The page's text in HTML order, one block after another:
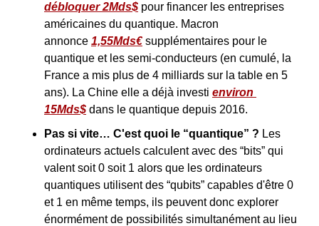
débloquer 2Mds$ pour financer les entreprises
américaines du quantique. Macron
annonce 1,55Mds€ supplémentaires pour le
quantique et les semi-conducteurs (en cumulé, la
France a mis plus de 4 milliards sur la table en 5
ans). La Chine elle a déjà investi environ
15Mds$ dans le quantique depuis 2016.
Pas si vite… C'est quoi le “quantique” ? Les
ordinateurs actuels calculent avec des “bits” qui
valent soit 0 soit 1 alors que les ordinateurs
quantiques utilisent des “qubits” capables d'être 0
et 1 en même temps, ils peuvent donc explorer
énormément de possibilités simultanément au lieu